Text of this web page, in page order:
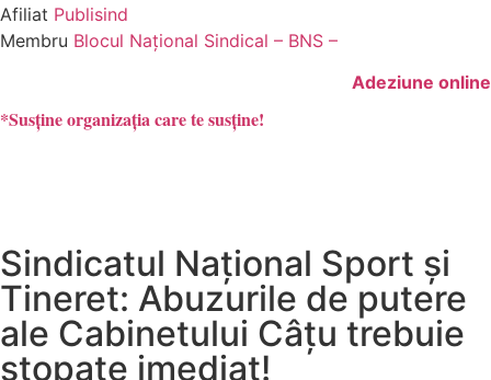
Afiliat Publisind
Membru Blocul Naţional Sindical – BNS –
Adeziune online
*Susține organizația care te susține!
Sindicatul Național Sport și
Tineret: Abuzurile de putere
ale Cabinetului Câțu trebuie
stopate imediat!